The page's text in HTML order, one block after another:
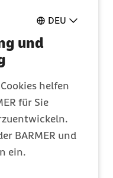
DEU
und
Cookies helfen
für Sie
BARMER und
ein.
dieser in
während
das
über